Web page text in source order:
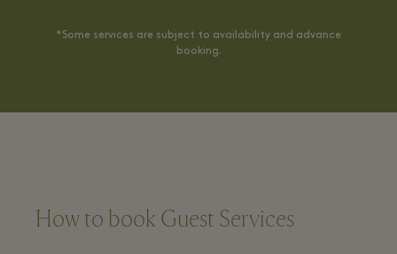
*Some services are subject to availability and advance
booking.
How to book Guest Services